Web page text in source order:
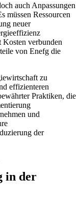
auch Anpassungen
müssen Ressourcen
neuer
Kosten verbunden
von Enefg die
zu
effizienteren
Praktiken, die
und
der
in der